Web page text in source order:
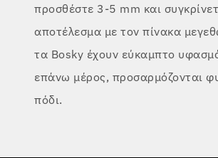
προσθέστε 3-5 mm και
αποτέλεσμα με τον πίνακα
τα Bosky έχουν εύκαμπτο
επάνω μέρος, προσαρμόζονται
πόδι.